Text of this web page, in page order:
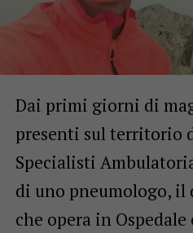
Dai primi giorni di
presenti sul territorio
Specialisti
di uno pneumologo, il
che opera in Ospedale